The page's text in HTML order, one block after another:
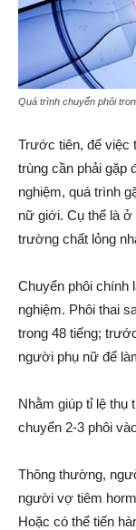
Quá trình chuyển phôi
Trước tiên, để việc
trùng cần phải gặp
nghiệm, quá trình
nữ giới. Cụ thể là ở
trường chất lỏng
Chuyển phôi chính
nghiệm. Phôi thai
trong 48 tiếng;
người phụ nữ để
Nhằm giúp tỉ lệ thụ
chuyển 2-3 phôi
Thông thường,
người vợ tiêm
Hoặc có thể tiến